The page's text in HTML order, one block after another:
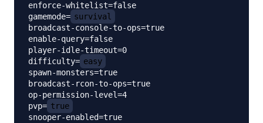
enforce-whitelist=false
gamemode= survival
broadcast-console-to-ops=true
enable-query=false
player-idle-timeout=0
difficulty= easy
spawn-monsters=true
broadcast-rcon-to-ops=true
op-permission-level=4
pvp= true
snooper-enabled=true